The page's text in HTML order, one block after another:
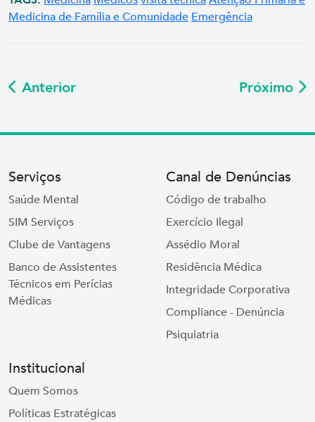
Medicina de Família e Comunidade Emergência
Anterior Próximo
Serviços
Saúde Mental
SIM Serviços
Clube de Vantagens
Banco de Assistentes
Técnicos em Perícias
Médicas
Canal de Denúncias
Código de trabalho
Exercício Ilegal
Assédio Moral
Residência Médica
Integridade Corporativa
Compliance - Denúncia
Psiquiatria
Institucional
Quem Somos
Políticas Estratégicas